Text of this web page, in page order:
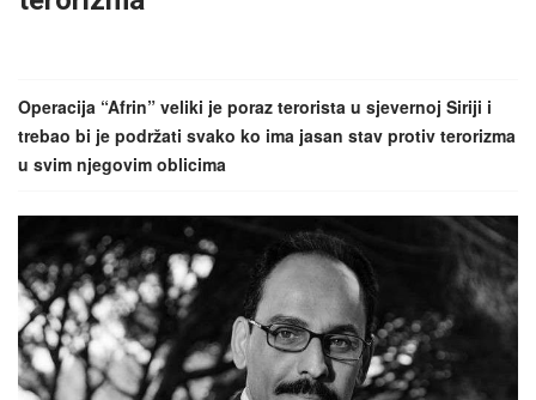
g
a
t
o
n
a
o
n
Operacija “Afrin” veliki je poraz terorista u sjevernoj Siriji i
trebao bi je podržati svako ko ima jasan stav protiv terorizma
u svim njegovim oblicima